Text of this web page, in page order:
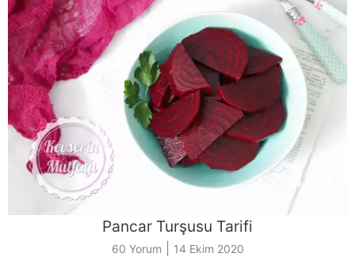
Pancar Turşusu Tarifi
60 Yorum 14 Ekim 2020